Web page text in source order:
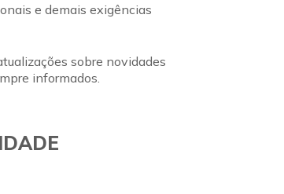
e demais exigências
sobre novidades
informados.